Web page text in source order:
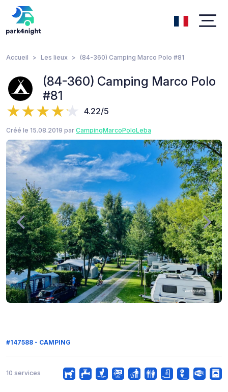
Accueil Les lieux (84-360) Camping Marco Polo #81
(84-360) Camping Marco Polo
#81
4.22/5
Créé le 15.08.2019 par CampingMarcoPoloLeba
#147588 - CAMPING
10 services